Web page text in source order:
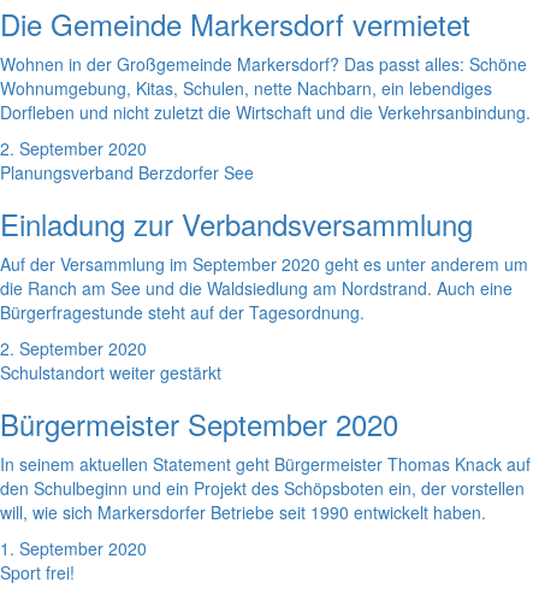
Die Gemeinde Markersdorf vermietet
Wohnen in der Großgemeinde Markersdorf? Das passt alles: Schöne
Wohnumgebung, Kitas, Schulen, nette Nachbarn, ein lebendiges
Dorfleben und nicht zuletzt die Wirtschaft und die Verkehrsanbindung.
2. September 2020
Planungsverband Berzdorfer See
Einladung zur Verbandsversammlung
Auf der Versammlung im September 2020 geht es unter anderem um
die Ranch am See und die Waldsiedlung am Nordstrand. Auch eine
Bürgerfragestunde steht auf der Tagesordnung.
2. September 2020
Schulstandort weiter gestärkt
Bürgermeister September 2020
In seinem aktuellen Statement geht Bürgermeister Thomas Knack auf
den Schulbeginn und ein Projekt des Schöpsboten ein, der vorstellen
will, wie sich Markersdorfer Betriebe seit 1990 entwickelt haben.
1. September 2020
Sport frei!